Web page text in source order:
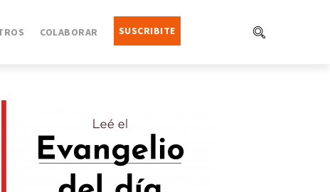
COLABORAR SUSCRIBITE